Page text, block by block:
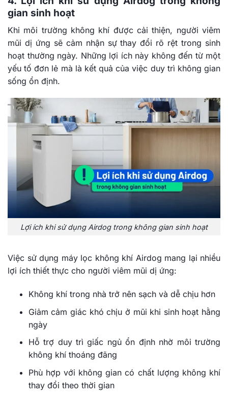
gian sinh hoạt
Khi môi trường không khí được cải thiện, người viêm
mũi dị ứng sẽ cảm nhận sự thay đổi rõ rệt trong sinh
hoạt thường ngày. Những lợi ích này không đến từ một
yếu tố đơn lẻ mà là kết quả của việc duy trì không gian
sống ổn định.
Lợi ích khi sử dụng Airdog trong không gian sinh hoạt
Việc sử dụng máy lọc không khí Airdog mang lại nhiều
lợi ích thiết thực cho người viêm mũi dị ứng:
Không khí trong nhà trở nên sạch và dễ chịu hơn
Giảm cảm giác khó chịu ở mũi khi sinh hoạt hằng
ngày
Hỗ trợ duy trì giấc ngủ ổn định nhờ môi trường
không khí thoáng đãng
Phù hợp với không gian có chất lượng không khí
thay đổi theo thời gian